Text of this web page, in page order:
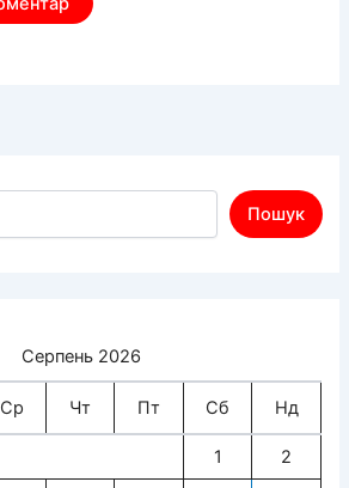
Пошук
Серпень 2026
Ср Чт Пт Сб Нд
1 2